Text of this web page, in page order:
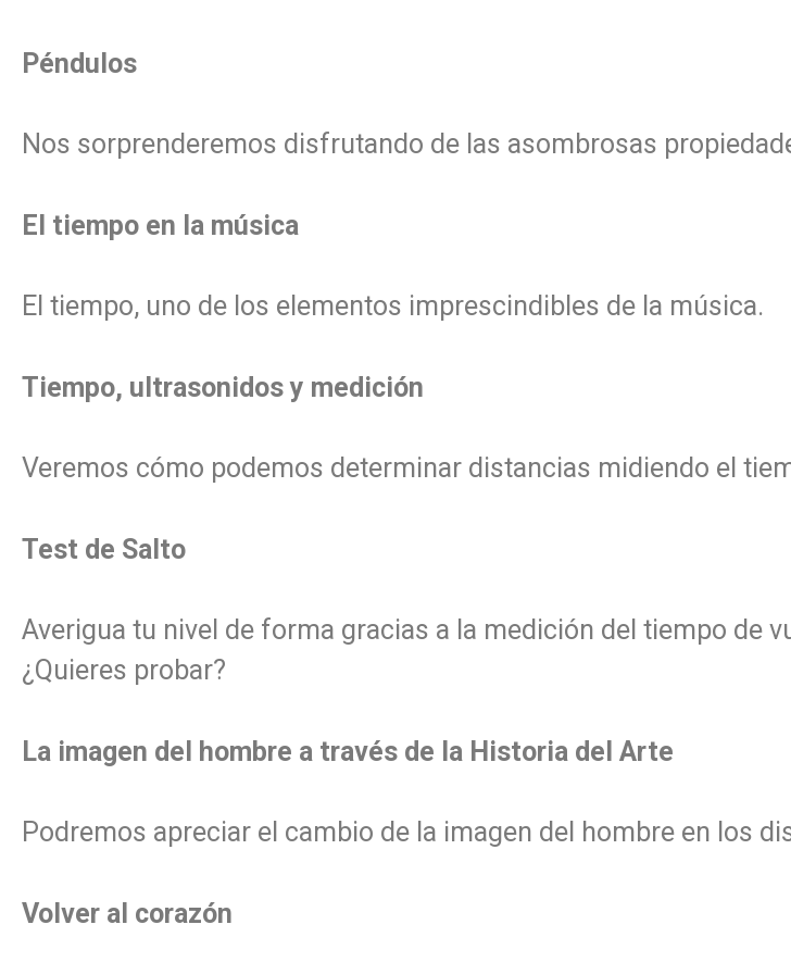
Péndulos
Nos sorprenderemos disfrutando de las asombrosas
El tiempo en la música
El tiempo, uno de los elementos imprescindibles de la música.
Tiempo, ultrasonidos y medición
Veremos cómo podemos determinar distancias midiendo el
Test de Salto
Averigua tu nivel de forma gracias a la medición del tiempo de
¿Quieres probar?
La imagen del hombre a través de la Historia del Arte
Podremos apreciar el cambio de la imagen del hombre en los
Volver al corazón